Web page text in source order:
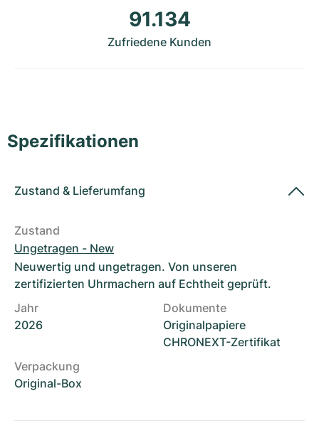
91.134
Zufriedene Kunden
Spezifikationen
Zustand & Lieferumfang
Zustand
Ungetragen - New
Neuwertig und ungetragen. Von unseren
zertifizierten Uhrmachern auf Echtheit geprüft.
Jahr
2026
Dokumente
Originalpapiere
CHRONEXT-Zertifikat
Verpackung
Original-Box